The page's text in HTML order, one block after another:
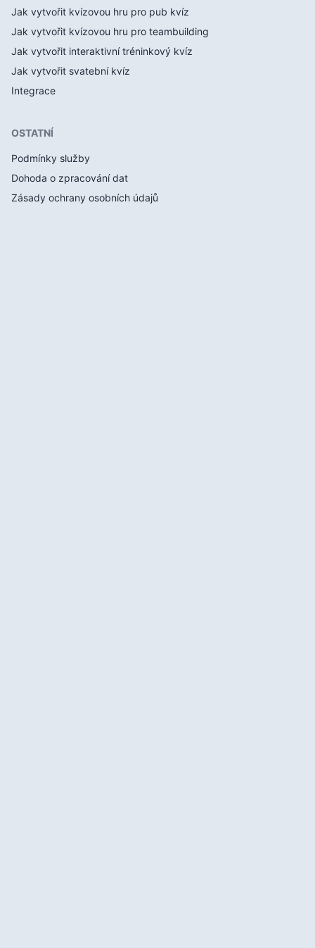
Jak vytvořit kvízovou hru pro pub kvíz
Jak vytvořit kvízovou hru pro teambuilding
Jak vytvořit interaktivní tréninkový kvíz
Jak vytvořit svatební kvíz
Integrace
OSTATNÍ
Podmínky služby
Dohoda o zpracování dat
Zásady ochrany osobních údajů